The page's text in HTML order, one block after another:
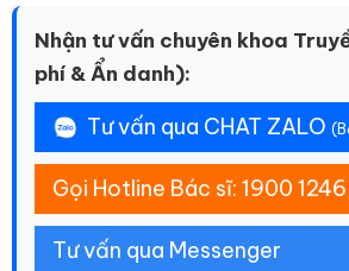
Nhận tư vấn chuyên khoa
phí & Ẩn danh):
Tư vấn qua CHAT ZALO
Gọi Hotline Bác sĩ: 1900 1246
Tư vấn qua Messenger